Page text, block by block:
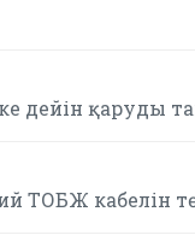
дейін қаруды
ТОБЖ кабелін